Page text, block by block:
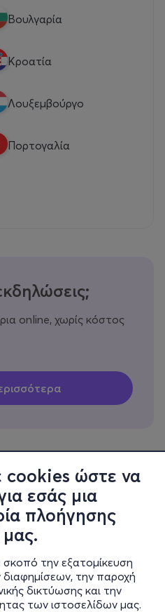
cookies ώστε να
εσάς μια
πλοήγησης
μας.
την εξατομίκευση
την παροχή
δικτύωσης και την
των ιστοσελίδων μας.
Βουλγαρία
Κροατία
Λουξεμβούργο
Πορτογαλία
online, χωρίς κόστος